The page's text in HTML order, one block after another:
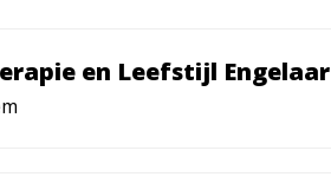
en Leefstijl Engelaar